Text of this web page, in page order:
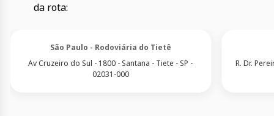
da rota:
São Paulo - Rodoviária do Tietê
Av Cruzeiro do Sul - 1800 - Santana - Tiete - SP -
02031-000
R. Dr.